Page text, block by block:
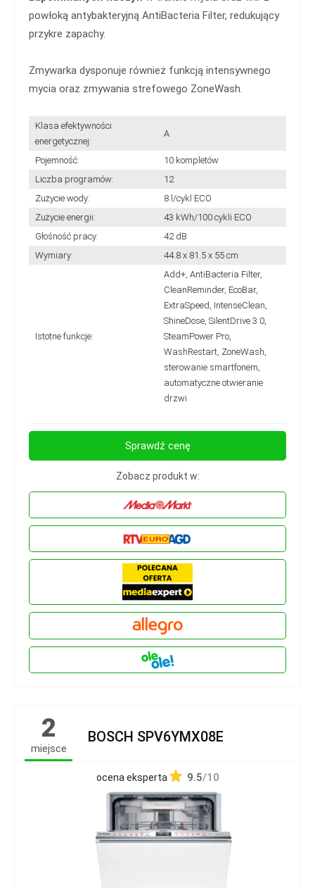
powłoką antybakteryjną AntiBacteria Filter, redukujący
przykre zapachy.
Zmywarka dysponuje również funkcją intensywnego
mycia oraz zmywania strefowego ZoneWash.
Klasa efektywności
energetycznej:
A
Pojemność:
10 kompletów
Liczba programów:
12
Zużycie wody:
8 l/cykl ECO
Zużycie energii:
43 kWh/100 cykli ECO
Głośność pracy:
42 dB
Wymiary:
44.8 x 81.5 x 55 cm
Istotne funkcje:
Add+, AntiBacteria Filter,
CleanReminder, EcoBar,
ExtraSpeed, IntenseClean,
ShineDose, SilentDrive 3.0,
SteamPower Pro,
WashRestart, ZoneWash,
sterowanie smartfonem,
automatyczne otwieranie
drzwi
Sprawdź cenę
Zobacz produkt w:
2
miejsce
BOSCH SPV6YMX08E
ocena eksperta 9.5/10